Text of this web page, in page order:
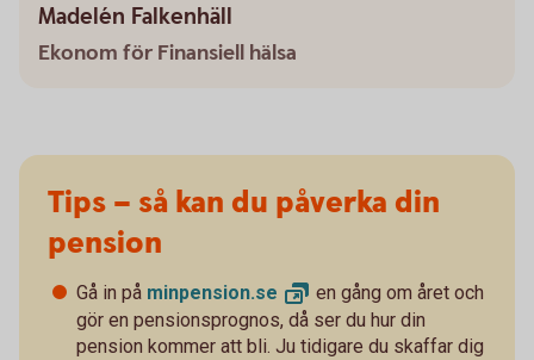
Madelén Falkenhäll
Ekonom för Finansiell hälsa
Tips – så kan du påverka din
pension
Gå in på minpension.se
en gång om året och
gör en pensionsprognos, då ser du hur din
pension kommer att bli. Ju tidigare du skaffar dig